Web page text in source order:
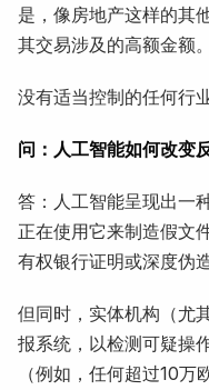
是，像房地产这样的其
其交易涉及的高额金额。
没有适当控制的任何行
问：人工智能如何改变
答：人工智能呈现出一
正在使用它来制造假文
有权银行证明或深度伪造
但同时，实体机构（尤
报系统，以检测可疑操
（例如，任何超过10